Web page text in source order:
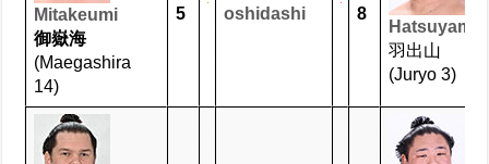
Mitakeumi
御嶽海
(Maegashira
14)
5
oshidashi
8
Hatsuyama
羽出山
(Juryo 3)